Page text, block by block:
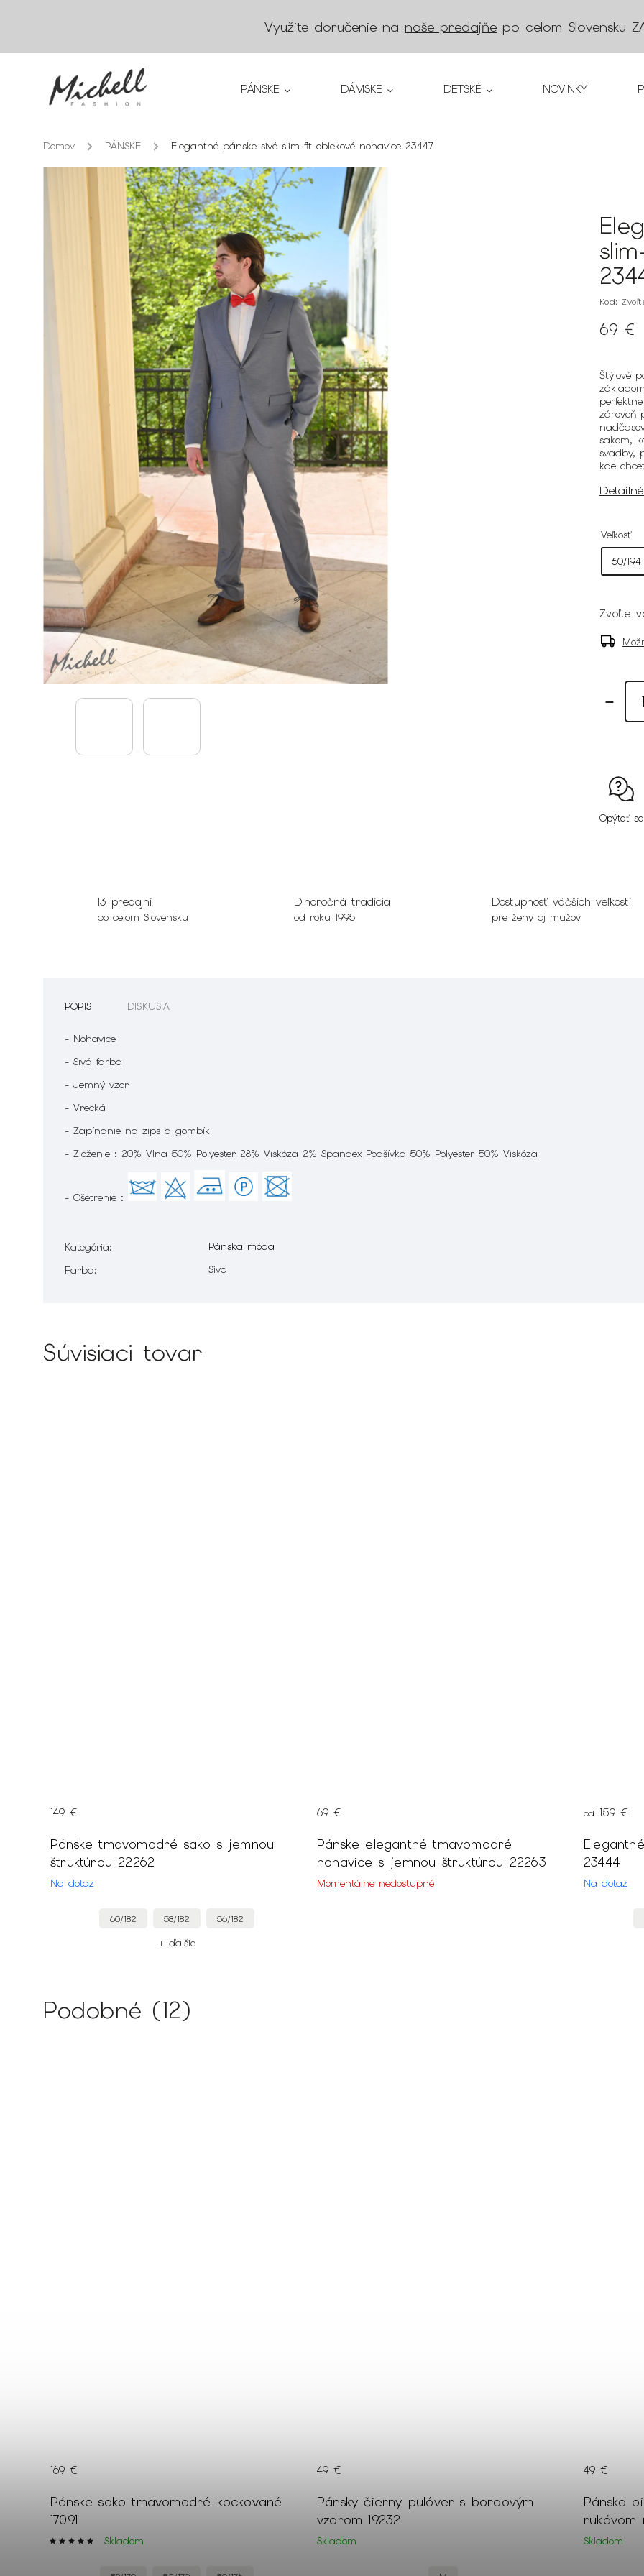
Využite doručenie na naše predajňe po celom Slovensku
PÁNSKE DÁMSKE DETSKÉ NOVINKY
Domov / PÁNSKE / Elegantné pánske sivé slim-fit oblekové nohavice 23447
Kód:
69 €
Štýlové
zároveň
sakom,
svadby,
kde
Veľkosť
Zvoľte
Opýtať sa
13 predajní
po celom Slovensku
Dlhoročná tradícia
od roku 1995
Dostupnosť väčších veľkostí
pre ženy aj mužov
POPIS DISKUSIA
- Nohavice
- Sivá farba
- Jemný vzor
- Vrecká
- Zapínanie na zips a gombík
- Zloženie : 20% Vlna 50% Polyester 28% Viskóza 2% Spandex Podšívka 50% Polyester 50% Viskóza
- Ošetrenie :
Kategória:
Pánska móda
Farba: Sivá
Súvisiaci tovar
Pánske tmavomodré sako s jemnou
štruktúrou 22262
Na dotaz
149 €
60/182 58/182 56/182
+ ďalšie
Pánske elegantné tmavomodré
nohavice s jemnou štruktúrou 22263
Momentálne nedostupné
69 €
23444
Na dotaz
od 159 €
Podobné (12)
Pánske sako tmavomodré kockované
17091
Skladom
169 €
Pánsky čierny pulóver s bordovým
vzorom 19232
Skladom
49 €
Pánska
rukávom
Skladom
49 €